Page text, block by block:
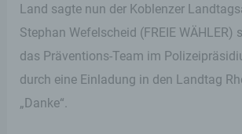
Land sagte nun der Koblenzer
Stephan Wefelscheid (FREIE WÄHLER)
das Präventions-Team im
durch eine Einladung in den Landtag
„Danke“.